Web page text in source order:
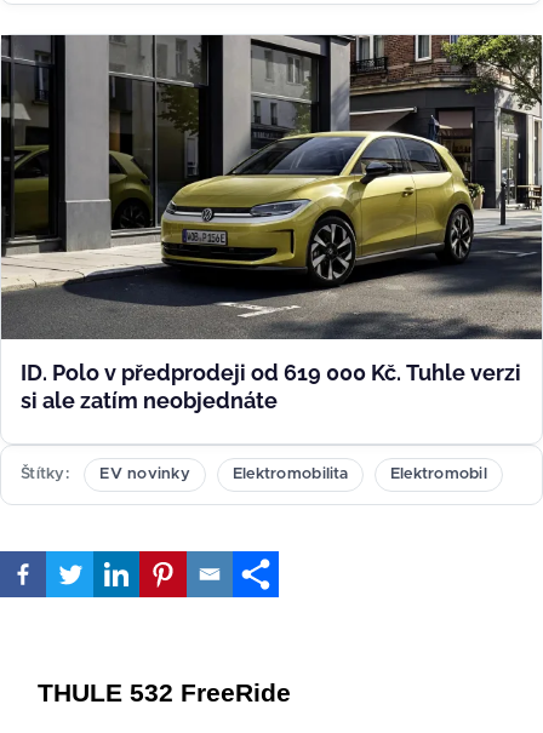
ID. Polo v předprodeji od 619 000 Kč. Tuhle verzi
si ale zatím neobjednáte
Štítky EV novinky Elektromobilita Elektromobil